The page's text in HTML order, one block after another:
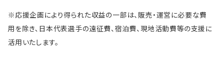
※応援企画により得られた収益の一部は、販売・運営に必要な費
用を除き、日本代表選手の遠征費、宿泊費、現地活動費等の支援に
活用いたします。